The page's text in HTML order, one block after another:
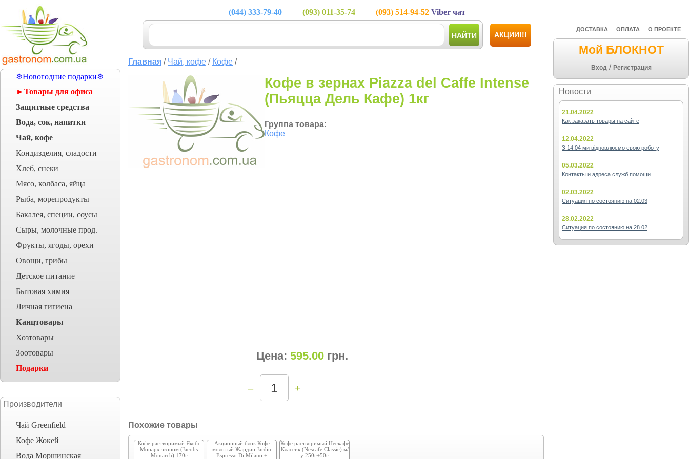
❄Новогодние подарки❄
►Товары для офиса
Защитные средства
Вода, сок, напитки
Чай, кофе
Кондизделия, сладости
Хлеб, снеки
Мясо, колбаса, яйца
Рыба, морепродукты
Бакалея, специи, соусы
Сыры, молочные прод.
Фрукты, ягоды, орехи
Овощи, грибы
Детское питание
Бытовая химия
Личная гигиена
Канцтовары
Хозтовары
Зоотовары
Подарки
Производители
Чай Greenfield
Кофе Жокей
Вода Моршинская
ДОСТАВКА ОПЛАТА О ПРОЕКТЕ
Мой БЛОКНОТ
Вход / Регистрация
Новости
21.04.2022
Как заказать товары на сайте
12.04.2022
З 14.04 ми відновлюємо свою роботу
05.03.2022
Контакты и адреса служб помощи
02.03.2022
Ситуация по состоянию на 02.03
28.02.2022
Ситуация по состоянию на 28.02
(044) 333-79-40 (093) 011-35-74 (093) 514-94-52 Viber чат
НАЙТИ АКЦИИ!!!
Главная / Чай, кофе / Кофе /
Кофе в зернах Piazza del Caffe Intense
(Пьяцца Дель Кафе) 1кг
Группа товара:
Кофе
Цена: 595.00 грн.
– +
Похожие товары
Кофе растворимый Якобс
Монарх эконом (Jacobs
Monarch) 170г
Акционный блок Кофе
молотый Жардин Jardin
Espresso Di Milano +
Кофе растворимый Нескафе
Классик (Nescafe Classic) м/
у 250г+50г